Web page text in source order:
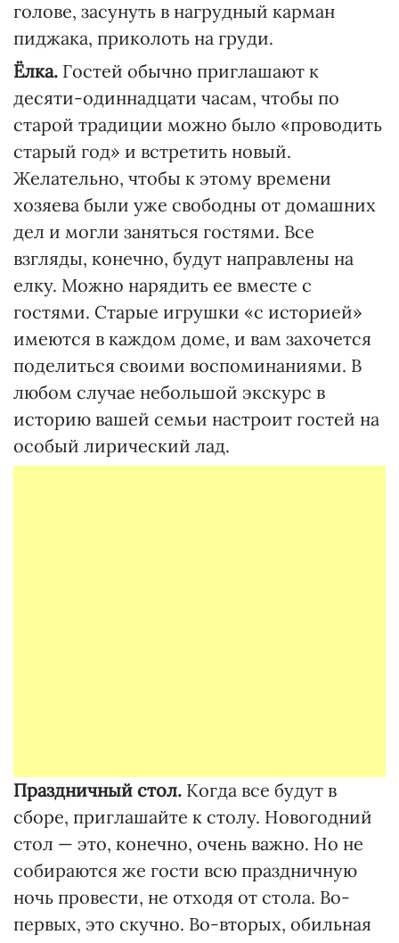
голове, засунуть в нагрудный карман
пиджака, приколоть на груди.
Ёлка. Гостей обычно приглашают к
десяти-одиннадцати часам, чтобы по
старой традиции можно было «проводить
старый год» и встретить новый.
Желательно, чтобы к этому времени
хозяева были уже свободны от домашних
дел и могли заняться гостями. Все
взгляды, конечно, будут направлены на
елку. Можно нарядить ее вместе с
гостями. Старые игрушки «с историей»
имеются в каждом доме, и вам захочется
поделиться своими воспоминаниями. В
любом случае небольшой экскурс в
историю вашей семьи настроит гостей на
особый лирический лад.
Праздничный стол. Когда все будут в
сборе, приглашайте к столу. Новогодний
стол — это, конечно, очень важно. Но не
собираются же гости всю праздничную
ночь провести, не отходя от стола. Во-
первых, это скучно. Во-вторых, обильная